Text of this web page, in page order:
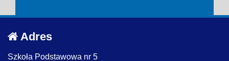
Adres
Szkoła Podstawowa nr 5